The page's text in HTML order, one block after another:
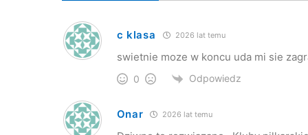
c klasa 2026 lat temu
swietnie moze w koncu uda mi sie
0 Odpowiedz
Onar 2026 lat temu